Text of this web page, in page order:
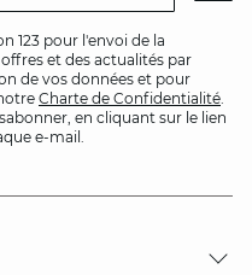
123 pour l'envoi de la
et des actualités par
de vos données et pour
Charte de Confidentialité.
en cliquant sur le lien
e-mail.